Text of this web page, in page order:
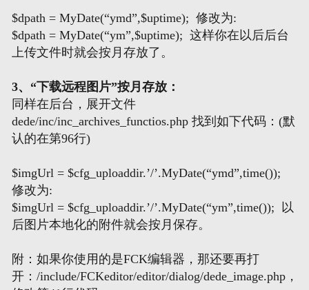
$dpath = MyDate(“ymd”,$uptime); 修改为:
$dpath = MyDate(“ym”,$uptime); 这样你在以后后台
上传文件时就会按月存放了。
3、“下载远程图片”按月存放：
同样在后台，展开文件
dede/inc/inc_archives_functios.php 找到如下代码：(默
认的在第96行)
$imgUrl = $cfg_uploaddir.’/’.MyDate(“ymd”,time());
修改为:
$imgUrl = $cfg_uploaddir.’/’.MyDate(“ym”,time()); 以
后图片本地化的附件就会按月保存。
附：如果你使用的是FCK编辑器，那还要再打
开：/include/FCKeditor/editor/dialog/dede_image.php，